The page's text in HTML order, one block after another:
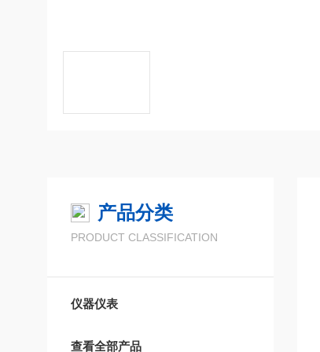
产品分类
PRODUCT CLASSIFICATION
仪器仪表
查看全部产品